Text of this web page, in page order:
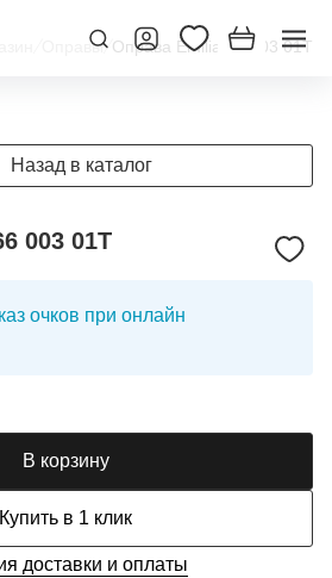
Оправы/ Оправа Emilia 66 003 01T
Назад в каталог
003 01T
очков при онлайн
В корзину
Купить в 1 клик
доставки и оплаты